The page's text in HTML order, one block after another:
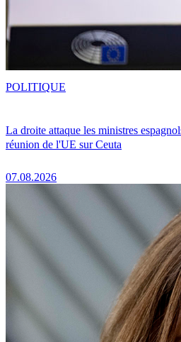
La droite attaque les ministres
réunion de l'UE sur Ceuta
07.08.2026
POLITIQUE